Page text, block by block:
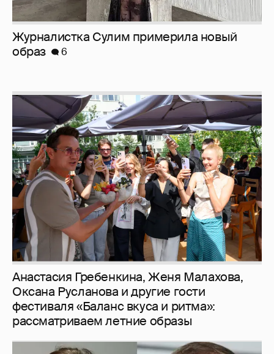
Анастасия Гребенкина, Женя Малахова,
Оксана Русланова и другие гости
фестиваля «Баланс вкуса и ритма»:
рассматриваем летние образы